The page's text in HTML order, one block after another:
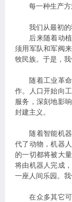
每一种生产方
我们从最初的
后来随着动植
须用军队和军阀
牧民族。于是，我
随着工业革命
作。人口开始向
服务，深刻地影
封建主义。
随着智能机器
代了动物，机器
的一切都将被大
将由机器人完成
一座人间乐园。
在众多其它可